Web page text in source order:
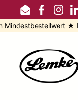
Zum Inhalt springen
Email
★ Direkt vom